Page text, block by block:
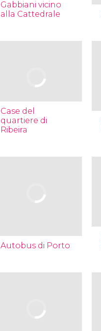
Gabbiani vicino
alla Cattedrale
Case del
quartiere di
Ribeira
Autobus di Porto